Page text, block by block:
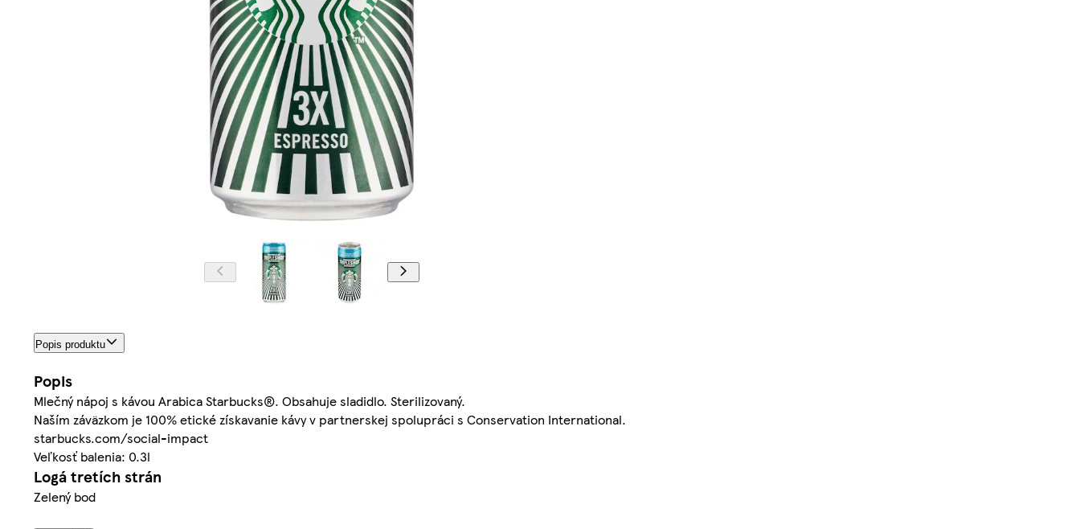
Popis produktu
Popis
Mlečný nápoj s kávou Arabica Starbucks®. Obsahuje sladidlo. Sterilizovaný.
Naším záväzkom je 100% etické získavanie kávy v partnerskej spolupráci s Conservation International.
starbucks.com/social-impact
Veľkosť balenia: 0.3l
Logá tretích strán
Zelený bod